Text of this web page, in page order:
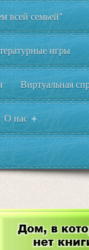
всей семьей"
игры
Виртуальная
О нас +